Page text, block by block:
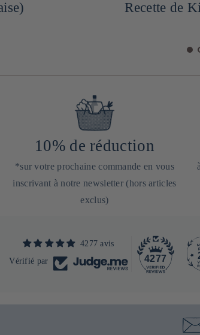
Recette de
10% de réduction
*sur votre prochaine commande en vous
inscrivant à notre newsletter (hors articles
exclus)
4277 avis
Vérifié par
4277